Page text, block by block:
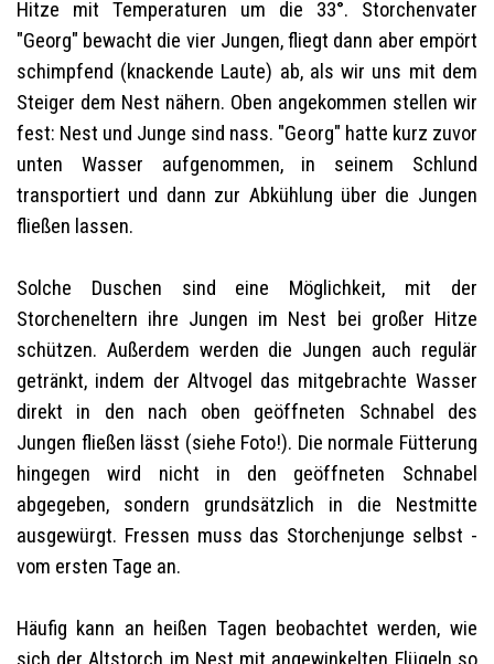
Hitze mit Temperaturen um die 33°. Storchenvater
"Georg" bewacht die vier Jungen, fliegt dann aber empört
schimpfend (knackende Laute) ab, als wir uns mit dem
Steiger dem Nest nähern. Oben angekommen stellen wir
fest: Nest und Junge sind nass. "Georg" hatte kurz zuvor
unten Wasser aufgenommen, in seinem Schlund
transportiert und dann zur Abkühlung über die Jungen
fließen lassen.
Solche Duschen sind eine Möglichkeit, mit der
Storcheneltern ihre Jungen im Nest bei großer Hitze
schützen. Außerdem werden die Jungen auch regulär
getränkt, indem der Altvogel das mitgebrachte Wasser
direkt in den nach oben geöffneten Schnabel des
Jungen fließen lässt (siehe Foto!). Die normale Fütterung
hingegen wird nicht in den geöffneten Schnabel
abgegeben, sondern grundsätzlich in die Nestmitte
ausgewürgt. Fressen muss das Storchenjunge selbst -
vom ersten Tage an.
Häufig kann an heißen Tagen beobachtet werden, wie